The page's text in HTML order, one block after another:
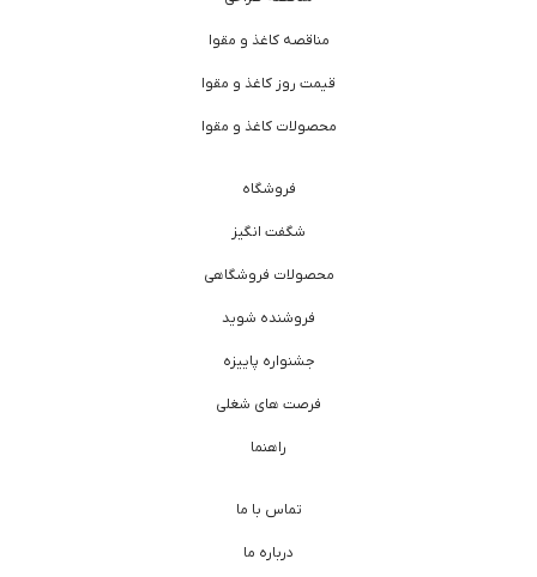
مناقصه کاغذ و مقوا
قیمت روز کاغذ و مقوا
محصولات کاغذ و مقوا
فروشگاه
شگفت انگیز
محصولات فروشگاهی
فروشنده شوید
جشنواره پاییزه
فرصت های شغلی
راهنما
تماس با ما
درباره ما